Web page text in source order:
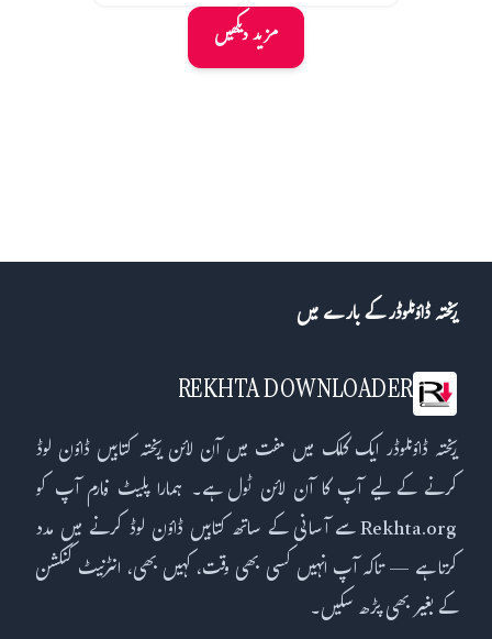
مزید دیکھیں
ریختہ ڈاؤنلوڈر کے بارے میں
REKHTA DOWNLOADER
ریختہ ڈاؤنلوڈر ایک کلک میں مفت میں آن لائن ریختہ کتابیں ڈاؤن لوڈ
کرنے کے لیے آپ کا آن لائن ٹول ہے۔ ہمارا پلیٹ فارم آپ کو
Rekhta.org سے آسانی کے ساتھ کتابیں ڈاؤن لوڈ کرنے میں مدد
کرتا ہے — تاکہ آپ انہیں کسی بھی وقت، کہیں بھی، انٹرنیٹ کنکشن
کے بغیر بھی پڑھ سکیں۔